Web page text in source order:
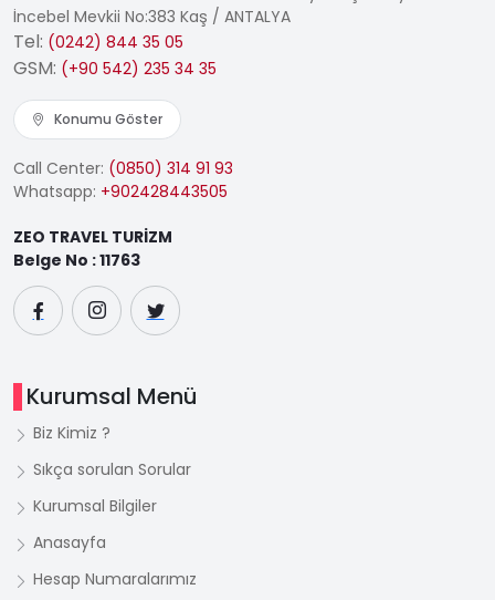
İncebel Mevkii No:383 Kaş / ANTALYA
Tel: (0242) 844 35 05
GSM: (+90 542) 235 34 35
Konumu Göster
Call Center: (0850) 314 91 93
Whatsapp: +902428443505
ZEO TRAVEL TURİZM
Belge No : 11763
Kurumsal Menü
Biz Kimiz ?
Sıkça sorulan Sorular
Kurumsal Bilgiler
Anasayfa
Hesap Numaralarımız